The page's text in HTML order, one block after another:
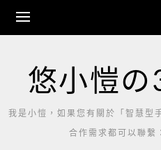
content
悠小愷の
我是小愷，如果您有關於「智慧型
合作需求都可以聯